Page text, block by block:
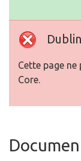
Cette page
Core.